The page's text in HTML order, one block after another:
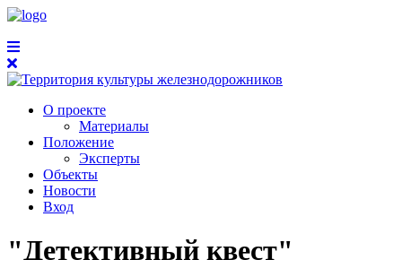
О проекте
Материалы
Положение
Эксперты
Объекты
Новости
Вход
"Детективный квест"